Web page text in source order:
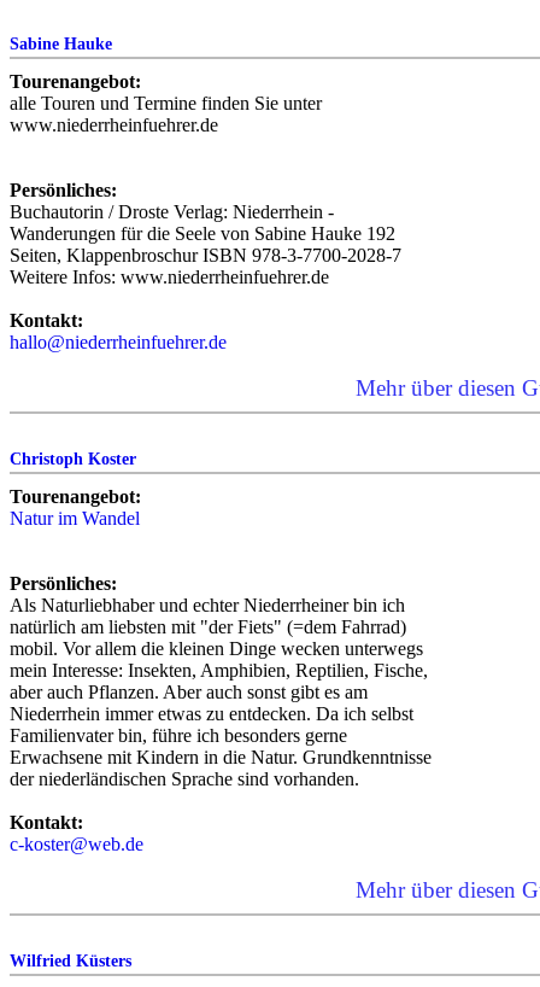
Sabine Hauke
Tourenangebot:
alle Touren und Termine finden Sie unter
www.niederrheinfuehrer.de
Persönliches:
Buchautorin / Droste Verlag: Niederrhein -
Wanderungen für die Seele von Sabine Hauke 192
Seiten, Klappenbroschur ISBN 978-3-7700-2028-7
Weitere Infos: www.niederrheinfuehrer.de
Kontakt:
hallo@niederrheinfuehrer.de
Mehr über diesen
Christoph Koster
Tourenangebot:
Natur im Wandel
Persönliches:
Als Naturliebhaber und echter Niederrheiner bin ich
natürlich am liebsten mit "der Fiets" (=dem Fahrrad)
mobil. Vor allem die kleinen Dinge wecken unterwegs
mein Interesse: Insekten, Amphibien, Reptilien, Fische,
aber auch Pflanzen. Aber auch sonst gibt es am
Niederrhein immer etwas zu entdecken. Da ich selbst
Familienvater bin, führe ich besonders gerne
Erwachsene mit Kindern in die Natur. Grundkenntnisse
der niederländischen Sprache sind vorhanden.
Kontakt:
c-koster@web.de
Mehr über diesen
Wilfried Küsters